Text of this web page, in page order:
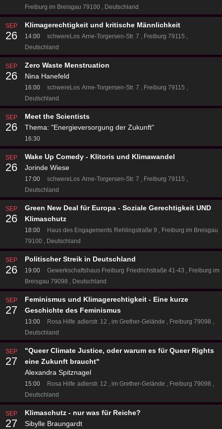
Freiburg im Breisgau 79100
Deutschland
SEP
26
Klimagerechtigkeit und kritische Männlichkeit
14:00 schwereLos Arne-Torgersen-Str. 7
Freiburg 79115
Deutschland
SEP
26
Zero Waste Menstruation
Nina Hanefeld
16:00 schwereLos Arne-Torgersen-Str. 7
Freiburg 79115
Deutschland
SEP
26
Meet the Scientists
Thema: "Energieversorgung der Zukunft"
16:30
SEP
26
Wake Up Comedy - Klitoris und Klimawandel
Jorinde Wiese
17:00 schwereLos Arne-Torgersen-Str. 7
Freiburg 79115
Deutschland
SEP
26
Green New Deal für Europa - Soziale Gerechtigkeit UND
Klimaschutz
18:00 Haus des Engagements Rehlingstraße 9
Freiburg im Breisgau
79100
Deutschland
SEP
26
Politischer Streik in Deutschland
19:00 Gewerkschaftshaus Freiburg Friedrichstraße 41-43
Freiburg im
Breisgau 79098
Deutschland
SEP
27
Feminismus und Klimagerechtigkeit - Eine kurze
Geschichte des Feminismus
13:00 Rosa Hilfe adlerstr. 12 im Grether-Gelände
Freiburg 79098
Deutschland
SEP
27
"Queer Climate Justice, oder warum es für Queer Rights
eine Zukunft braucht"
Alexandra Spitznagel
15:00 Rosa Hilfe adlerstr. 12 im Grether-Gelände
Freiburg 79098
Deutschland
SEP
27
Klimaschutz - nur was für Reiche?
Sibylle Braungardt